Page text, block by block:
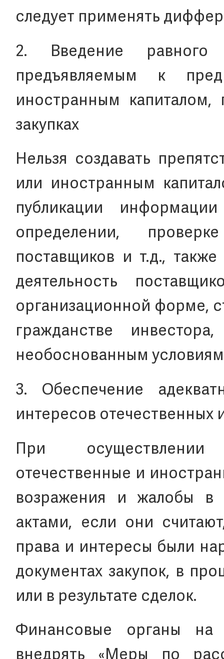
следует применять
2. Введение равного
предъявляемым к
иностранным капиталом,
закупках
Нельзя создавать
или иностранным
публикации
определении,
поставщиков и т.д.,
деятельность
организационной форме,
гражданстве
необоснованным
3. Обеспечение
интересов
При осуществлении
отечественные и
возражения и жалобы в
актами, если они
права и интересы были
документах закупок, в
или в результате сделок.
Финансовые органы на